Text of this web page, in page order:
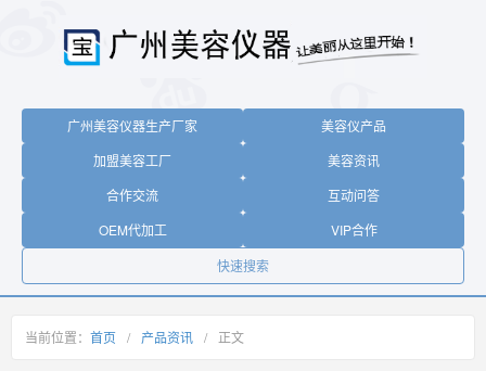
广州美容仪器生产厂家
美容仪产品
加盟美容工厂
美容资讯
合作交流
互动问答
OEM代加工
VIP合作
快速搜索
当前位置： 首页 / 产品资讯 / 正文